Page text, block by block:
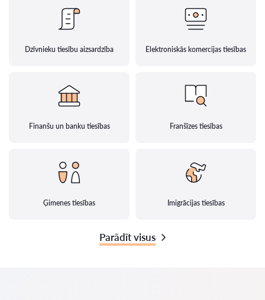
Dzīvnieku tiesību aizsardzība Elektroniskās komercijas tiesības
Finanšu un banku tiesības Franšīzes tiesības
Ģimenes tiesības Imigrācijas tiesības
Parādīt visus